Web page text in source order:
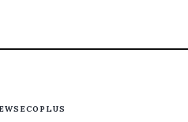
ECOPLUS